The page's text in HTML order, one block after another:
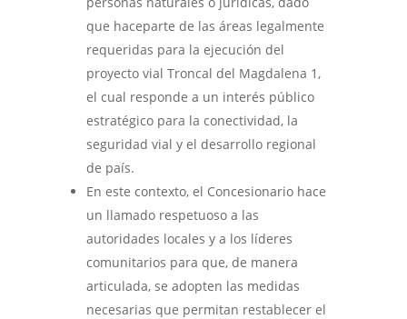
que haceparte de las áreas legalmente
requeridas para la ejecución del
proyecto vial Troncal del Magdalena 1,
el cual responde a un interés público
estratégico para la conectividad, la
seguridad vial y el desarrollo regional
de país.
En este contexto, el Concesionario hace
un llamado respetuoso a las
autoridades locales y a los líderes
comunitarios para que, de manera
articulada, se adopten las medidas
necesarias que permitan restablecer el